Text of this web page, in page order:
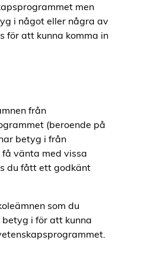
men
i något eller några av
för att kunna komma in
från
(beroende på
betyg i från
vänta med vissa
du fått ett godkänt
som du
i för att kunna